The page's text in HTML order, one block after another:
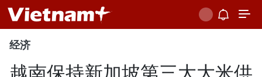
经济
越南保持新加坡第三大大米供